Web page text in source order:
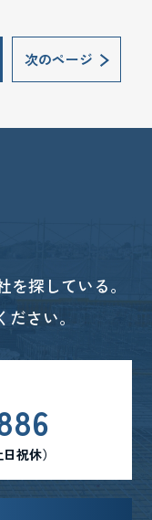
次のページ
探している。
さい。
祝休）